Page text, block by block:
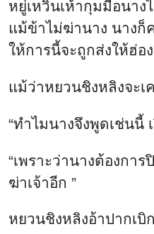
หยู่เหวินเห้ากุมมือนาง
แม้ข้าไม่ฆ่านาง นางก็
ให้การนี้จะถูกส่งให้ฮ่อ
แม้ว่าหยวนชิงหลิงจะ
“ทำไมนางจึงพูดเช่นนี้
“เพราะว่านางต้องก
ฆ่าเจ้าอีก ”
หยวนชิงหลิงอ้าปากเบิ